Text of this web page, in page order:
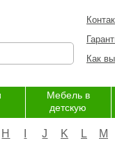
Как
Мебель в
детскую
H J K L M